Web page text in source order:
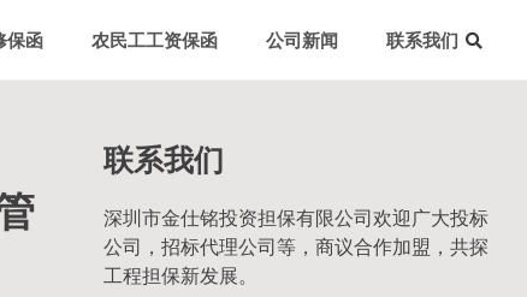
保函 农民工工资保函 公司新闻 联系我们
联系我们
深圳市金仕铭投资担保有限公司欢迎广大投标
公司，招标代理公司等，商议合作加盟，共探
工程担保新发展。